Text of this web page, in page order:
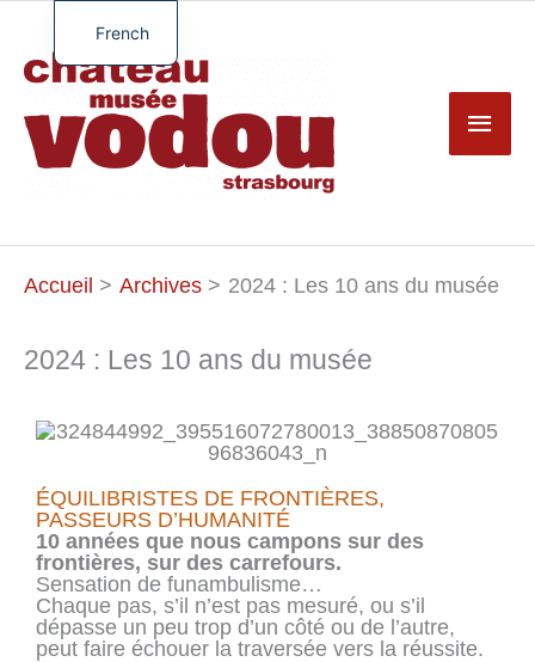
Aller
contenu
Accueil Archives 2024 : Les 10 ans du musée
2024 : Les 10 ans du musée
ÉQUILIBRISTES DE FRONTIÈRES,
PASSEURS D’HUMANITÉ
10 années que nous campons sur des
frontières, sur des carrefours.
Sensation de funambulisme…
Chaque pas, s’il n’est pas mesuré, ou s’il
dépasse un peu trop d’un côté ou de l’autre,
peut faire échouer la traversée vers la réussite.
French
English
German
Spanish